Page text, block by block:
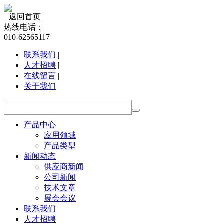
返回首页
热线电话：
010-62565117
联系我们 |
人才招聘 |
在线留言 |
关于我们
产品中心
应用领域
产品类型
新闻动态
供应商新闻
公司新闻
技术文章
展会会议
联系我们
人才招聘